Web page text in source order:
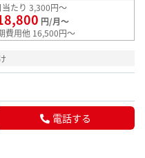
当たり 3,300円～
円/月～
費用他 16,500円～
電話する